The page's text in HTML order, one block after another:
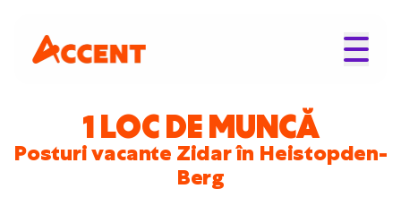
1 LOC DE MUNCĂ
Posturi vacante Zidar în Heistopden-
Berg